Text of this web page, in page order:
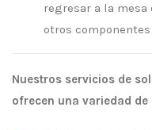
regresar a la mesa
otros
Nuestros servicios de
ofrecen una variedad de